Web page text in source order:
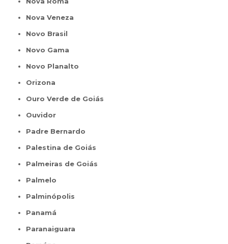
Nova Veneza
Novo Brasil
Novo Gama
Novo Planalto
Orizona
Ouro Verde de Goiás
Ouvidor
Padre Bernardo
Palestina de Goiás
Palmeiras de Goiás
Palmelo
Palminópolis
Panamá
Paranaiguara